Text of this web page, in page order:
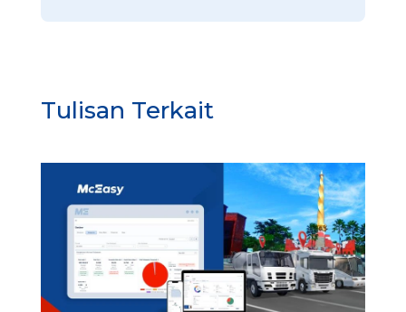
Tulisan Terkait